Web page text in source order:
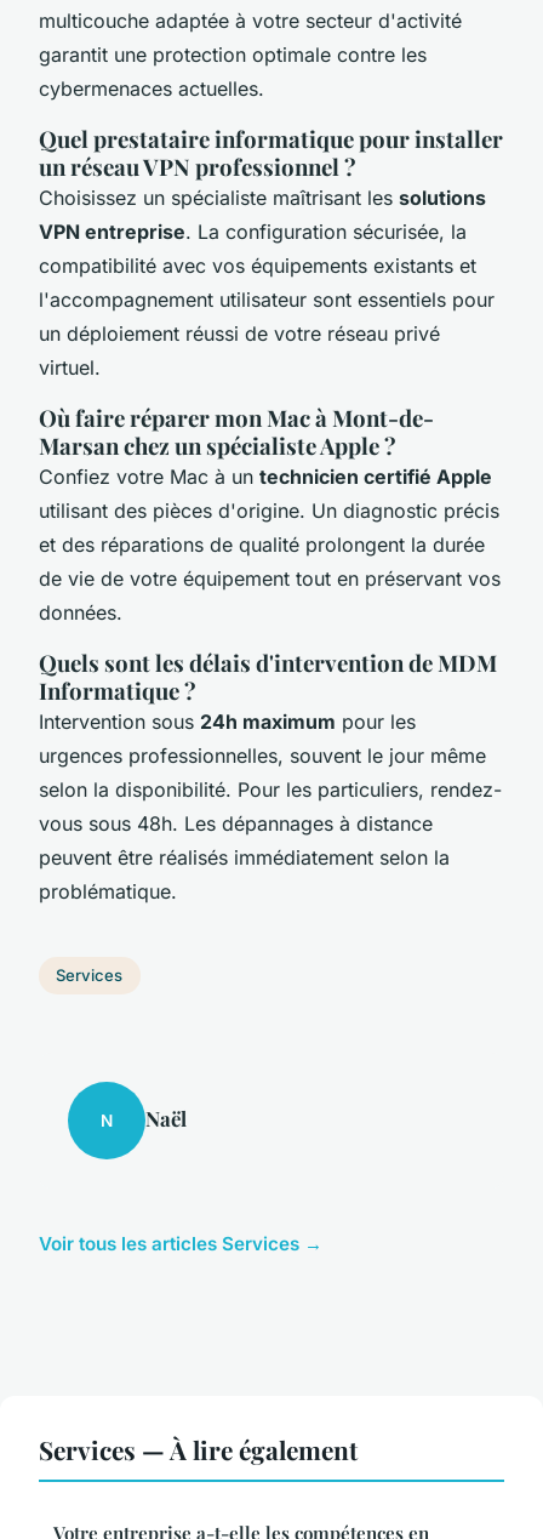
multicouche adaptée à votre secteur d'activité
garantit une protection optimale contre les
cybermenaces actuelles.
Quel prestataire informatique pour installer
un réseau VPN professionnel ?
Choisissez un spécialiste maîtrisant les solutions
VPN entreprise. La configuration sécurisée, la
compatibilité avec vos équipements existants et
l'accompagnement utilisateur sont essentiels pour
un déploiement réussi de votre réseau privé
virtuel.
Où faire réparer mon Mac à Mont-de-
Marsan chez un spécialiste Apple ?
Confiez votre Mac à un technicien certifié Apple
utilisant des pièces d'origine. Un diagnostic précis
et des réparations de qualité prolongent la durée
de vie de votre équipement tout en préservant vos
données.
Quels sont les délais d'intervention de MDM
Informatique ?
Intervention sous 24h maximum pour les
urgences professionnelles, souvent le jour même
selon la disponibilité. Pour les particuliers, rendez-
vous sous 48h. Les dépannages à distance
peuvent être réalisés immédiatement selon la
problématique.
Services
N Naël
Voir tous les articles Services →
Services — À lire également
Votre entreprise a-t-elle les compétences en